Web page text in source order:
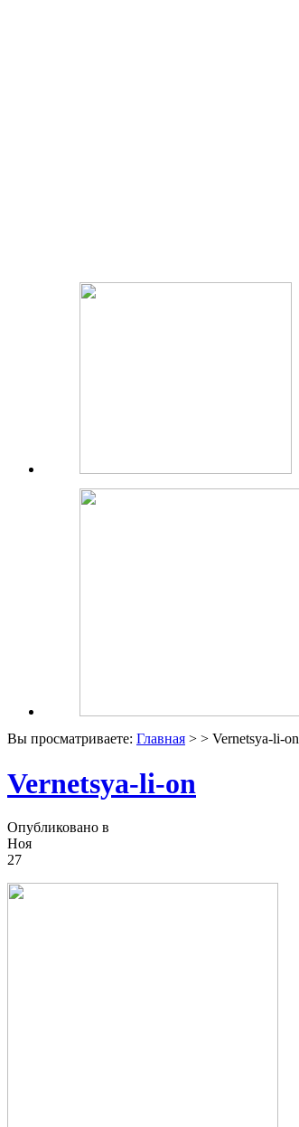
Вы просматриваете: Главная > > Vernetsya-li-on
Vernetsya-li-on
Опубликовано в
Ноя
27